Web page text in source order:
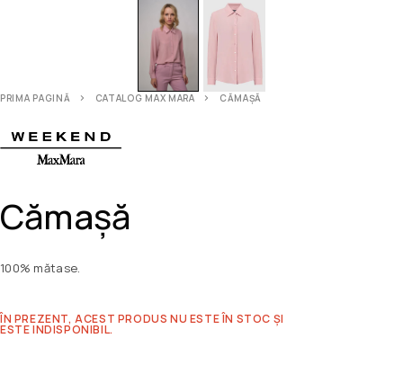
PRIMA PAGINĂ CATALOG MAX MARA CĂMAȘĂ
Cămașă
100% mătase.
ÎN PREZENT, ACEST PRODUS NU ESTE ÎN STOC ȘI
ESTE INDISPONIBIL.